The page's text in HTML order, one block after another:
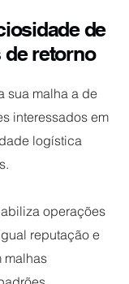
de
retorno
sua malha a de
interessados em
logística
operações
reputação e
malhas